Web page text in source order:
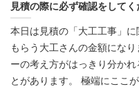
見積の際に必ず確認をして
本日は見積の「大工工事」
もらう大工さんの金額にな
ーの考え方がはっきり分か
とがあります。 極端にここ